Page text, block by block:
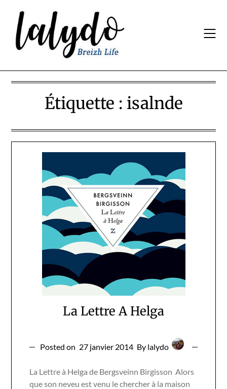
content
Étiquette : isalnde
La Lettre A Helga
Posted on 27 janvier 2014 By lalydo
La Lettre à Helga de Bergsveinn Birgisson Alors
que son neveu est venu le chercher à la maison